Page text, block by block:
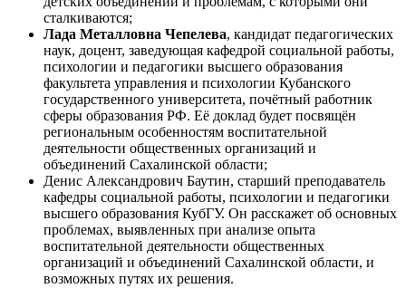
сталкиваются;
Лада Металловна Чепелева, кандидат педагогических
наук, доцент, заведующая кафедрой социальной работы,
психологии и педагогики высшего образования
факультета управления и психологии Кубанского
государственного университета, почётный работник
сферы образования РФ. Её доклад будет посвящён
региональным особенностям воспитательной
деятельности общественных организаций и
объединений Сахалинской области;
Денис Александрович Баутин, старший преподаватель
кафедры социальной работы, психологии и педагогики
высшего образования КубГУ. Он расскажет об основных
проблемах, выявленных при анализе опыта
воспитательной деятельности общественных
организаций и объединений Сахалинской области, и
возможных путях их решения.